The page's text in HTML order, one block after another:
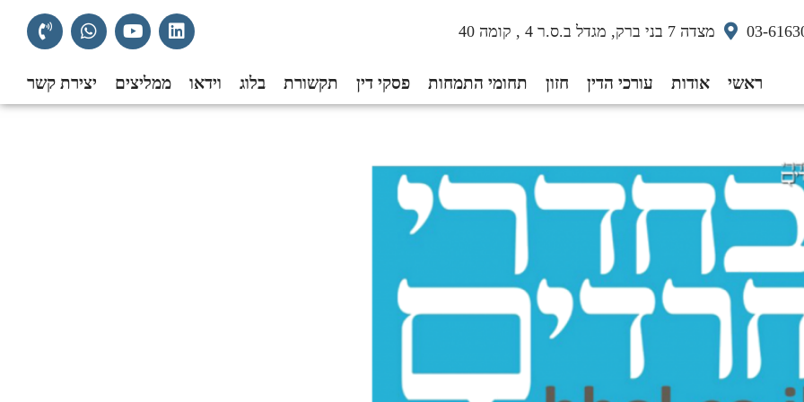
03- מצדה 7 בני ברק, מגדל ב.ס.ר 4 , קומה 40
ראשי אודות עורכי הדין חזון תחומי התמחות פסקי דין תקשורת בלוג וידאו ממליצים יצירת קשר